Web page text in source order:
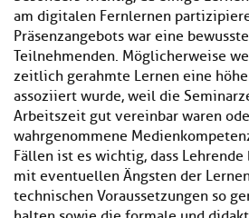
am digitalen Fernlernen
Präsenzangebots war eine
Teilnehmenden. Möglicherweise
zeitlich gerahmte Lernen eine
assoziiert wurde, weil die
Arbeitszeit gut vereinbar waren
wahrgenommene
Fällen ist es wichtig, dass
mit eventuellen Ängsten der
technischen Voraussetzungen so